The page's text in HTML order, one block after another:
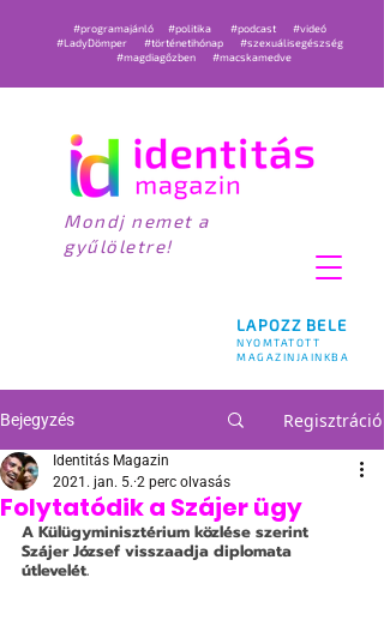
LAPOZZ BELE
NYOMTATOTT
MAGAZINJAINKBA
#programajánló #politika #podcast
#videó
#LadyDömper
#történetihónap
#szexuálisegészség
#magdiagőzben
#macskamedve
Mondj nemet a
gyűlöletre!
Bejegyzés Regisztráció
Folytatódik a Szájer ügy
Identitás Magazin
2021. jan. 5. 2 perc olvasás
A Külügyminisztérium közlése szerint
Szájer József visszaadja diplomata
útlevelét.